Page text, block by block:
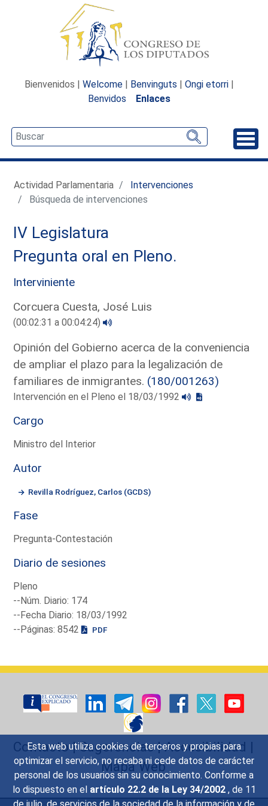
Esta web utiliza cookies de terceros y propias para
optimizar el servicio, no recaba ni cede datos de carácter
personal de los usuarios sin su conocimiento. Conforme a
lo dispuesto en el artículo 22.2 de la Ley 34/2002 , de 11
Bienvenidos | Welcome | Benvinguts | Ongi etorri |
Benvidos
Enlaces
Actividad Parlamentaria
Intervenciones
Búsqueda de intervenciones
IV Legislatura
Pregunta oral en Pleno.
Interviniente
Corcuera Cuesta, José Luis
(00:02:31 a 00:04:24)
Opinión del Gobierno acerca de la conveniencia
de ampliar el plazo para la legalización de
familiares de inmigrantes. (180/001263)
Intervención en el Pleno el 18/03/1992
Cargo
Ministro del Interior
Autor
Revilla Rodríguez, Carlos (GCDS)
Fase
Pregunta-Contestación
Diario de sesiones
Pleno
--Núm. Diario: 174
--Fecha Diario: 18/03/1992
--Páginas: 8542
PDF
Contacto|Sugerencias|Accesibilidad |
Mapa Web